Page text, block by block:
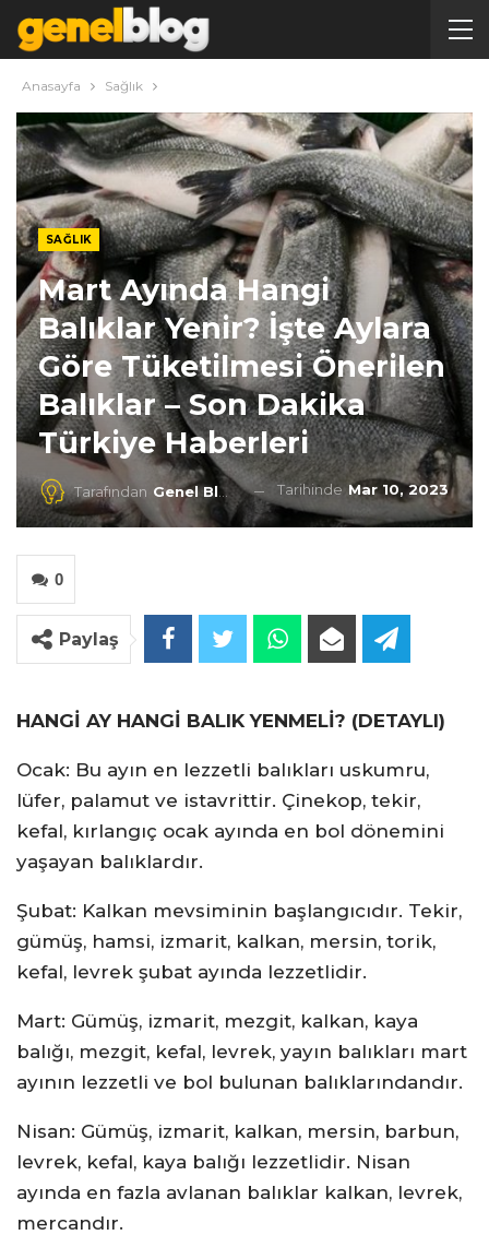
Anasayfa Sağlık
SAĞLIK
Mart Ayında Hangi
Balıklar Yenir? İşte Aylara
Göre Tüketilmesi Önerilen
Balıklar – Son Dakika
Türkiye Haberleri
Tarafından Genel Blog Tarihinde Mar 10, 2023
0
Paylaş
HANGİ AY HANGİ BALIK YENMELİ? (DETAYLI)
Ocak: Bu ayın en lezzetli balıkları uskumru,
lüfer, palamut ve istavrittir. Çinekop, tekir,
kefal, kırlangıç ocak ayında en bol dönemini
yaşayan balıklardır.
Şubat: Kalkan mevsiminin başlangıcıdır. Tekir,
gümüş, hamsi, izmarit, kalkan, mersin, torik,
kefal, levrek şubat ayında lezzetlidir.
Mart: Gümüş, izmarit, mezgit, kalkan, kaya
balığı, mezgit, kefal, levrek, yayın balıkları mart
ayının lezzetli ve bol bulunan balıklarındandır.
Nisan: Gümüş, izmarit, kalkan, mersin, barbun,
levrek, kefal, kaya balığı lezzetlidir. Nisan
ayında en fazla avlanan balıklar kalkan, levrek,
mercandır.